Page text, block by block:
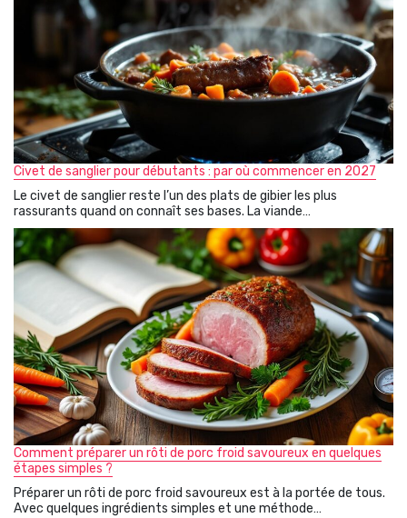
Civet de sanglier pour débutants : par où commencer en 2027
Le civet de sanglier reste l’un des plats de gibier les plus
rassurants quand on connaît ses bases. La viande…
Comment préparer un rôti de porc froid savoureux en quelques
étapes simples ?
Préparer un rôti de porc froid savoureux est à la portée de tous.
Avec quelques ingrédients simples et une méthode…